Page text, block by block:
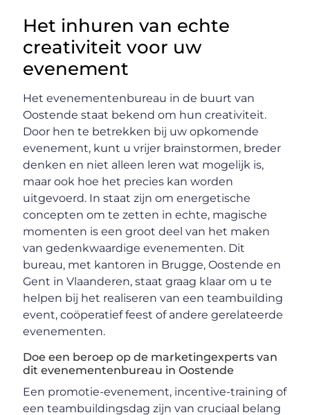
Het inhuren van echte
creativiteit voor uw
evenement
Het evenementenbureau in de buurt van
Oostende staat bekend om hun creativiteit.
Door hen te betrekken bij uw opkomende
evenement, kunt u vrijer brainstormen, breder
denken en niet alleen leren wat mogelijk is,
maar ook hoe het precies kan worden
uitgevoerd. In staat zijn om energetische
concepten om te zetten in echte, magische
momenten is een groot deel van het maken
van gedenkwaardige evenementen. Dit
bureau, met kantoren in Brugge, Oostende en
Gent in Vlaanderen, staat graag klaar om u te
helpen bij het realiseren van een teambuilding
event, coöperatief feest of andere gerelateerde
evenementen.
Doe een beroep op de marketingexperts van
dit evenementenbureau in Oostende
Een promotie-evenement, incentive-training of
een teambuildingsdag zijn van cruciaal belang